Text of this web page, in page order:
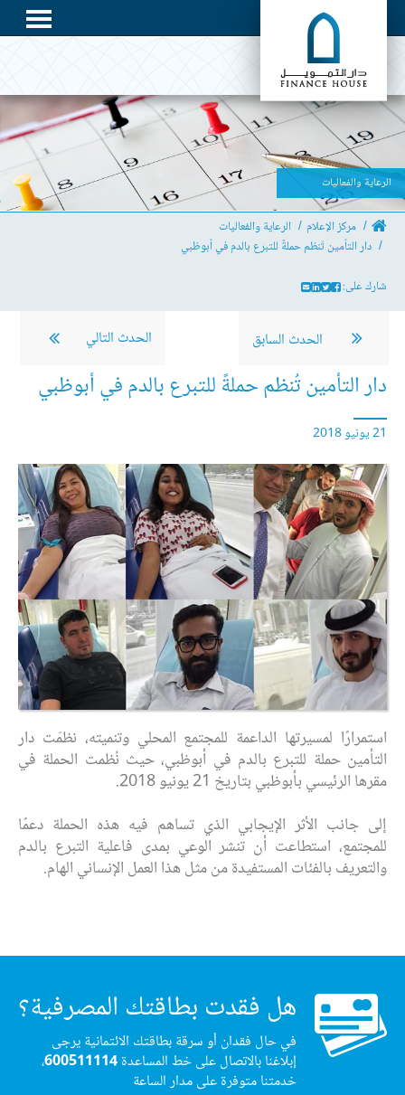
الرعاية والفعاليات
مركز الإعلام
الرعاية والفعاليات
دار التأمين تُنظم حملةً للتبرع بالدم في أبوظبي
شارك على:
الحدث السابق الحدث التالي
دار التأمين تُنظم حملةً للتبرع بالدم في أبوظبي
21 يونيو 2018
استمرارًا لمسيرتها الداعمة للمجتمع المحلي وتنميته، نظمّت دار
التأمين حملة للتبرع بالدم في أبوظبي، حيث نُظمت الحملة في
مقرها الرئيسي بأبوظبي بتاريخ 21 يونيو 2018.
إلى جانب الأثر الإيجابي الذي تساهم فيه هذه الحملة دعمًا
للمجتمع، استطاعت أن تنشر الوعي بمدى فاعلية التبرع بالدم
والتعريف بالفئات المستفيدة من مثل هذا العمل الإنساني الهام.
هل فقدت بطاقتك المصرفية؟
في حال فقدان أو سرقة بطاقتك الائتمانية يرجى
إبلاغنا بالاتصال على خط المساعدة600511114،
خدمتنا متوفرة على مدار الساعة